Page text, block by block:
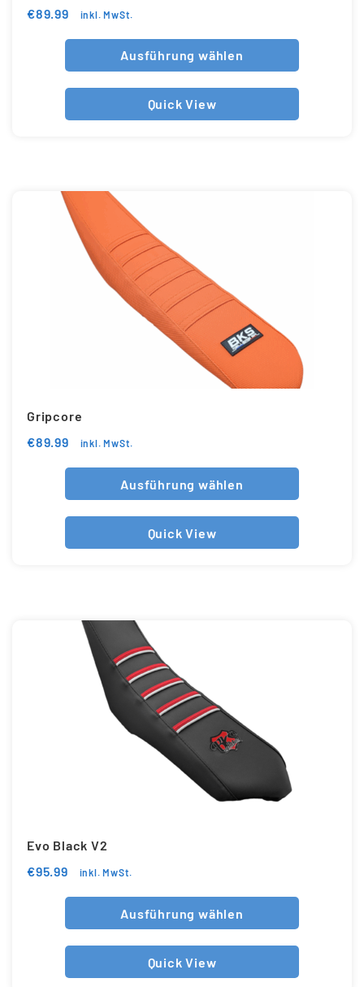
€89.99 inkl. MwSt.
Ausführung wählen
Quick View
Gripcore
€89.99 inkl. MwSt.
Ausführung wählen
Quick View
Evo Black V2
€95.99 inkl. MwSt.
Ausführung wählen
Quick View